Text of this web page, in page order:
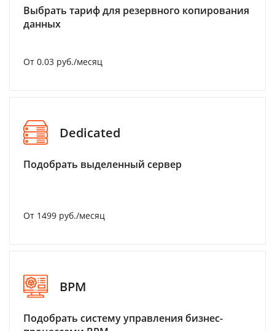
Выбрать тариф для резервного копирования
данных
От 0.03 руб./месяц
Dedicated
Подобрать выделенный сервер
От 1499 руб./месяц
BPM
Подобрать систему управления бизнес-